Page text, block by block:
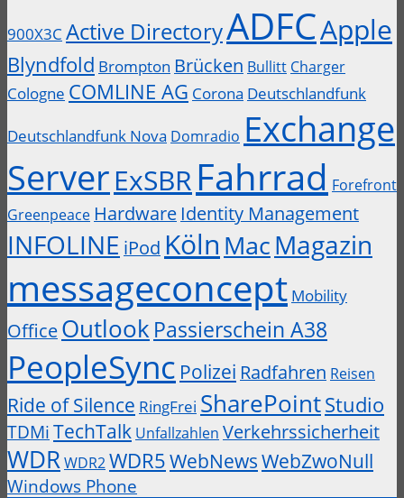
900X3C Active DirectoryADFCApple
Blyndfold Brompton Brücken Bullitt Charger
Cologne COMLINE AG Corona Deutschlandfunk
Deutschlandfunk Nova Domradio Exchange
ServerExSBR Fahrrad Forefront
Greenpeace Hardware Identity Management
INFOLINE iPod Köln MacMagazin
messageconcept Mobility
OfficeOutlook Passierschein A38
PeopleSync Polizei Radfahren Reisen
Ride of Silence RingFrei SharePointStudio
TDMi TechTalk Unfallzahlen Verkehrssicherheit
WDRWDR2WDR5WebNewsWebZwoNull
Windows Phone